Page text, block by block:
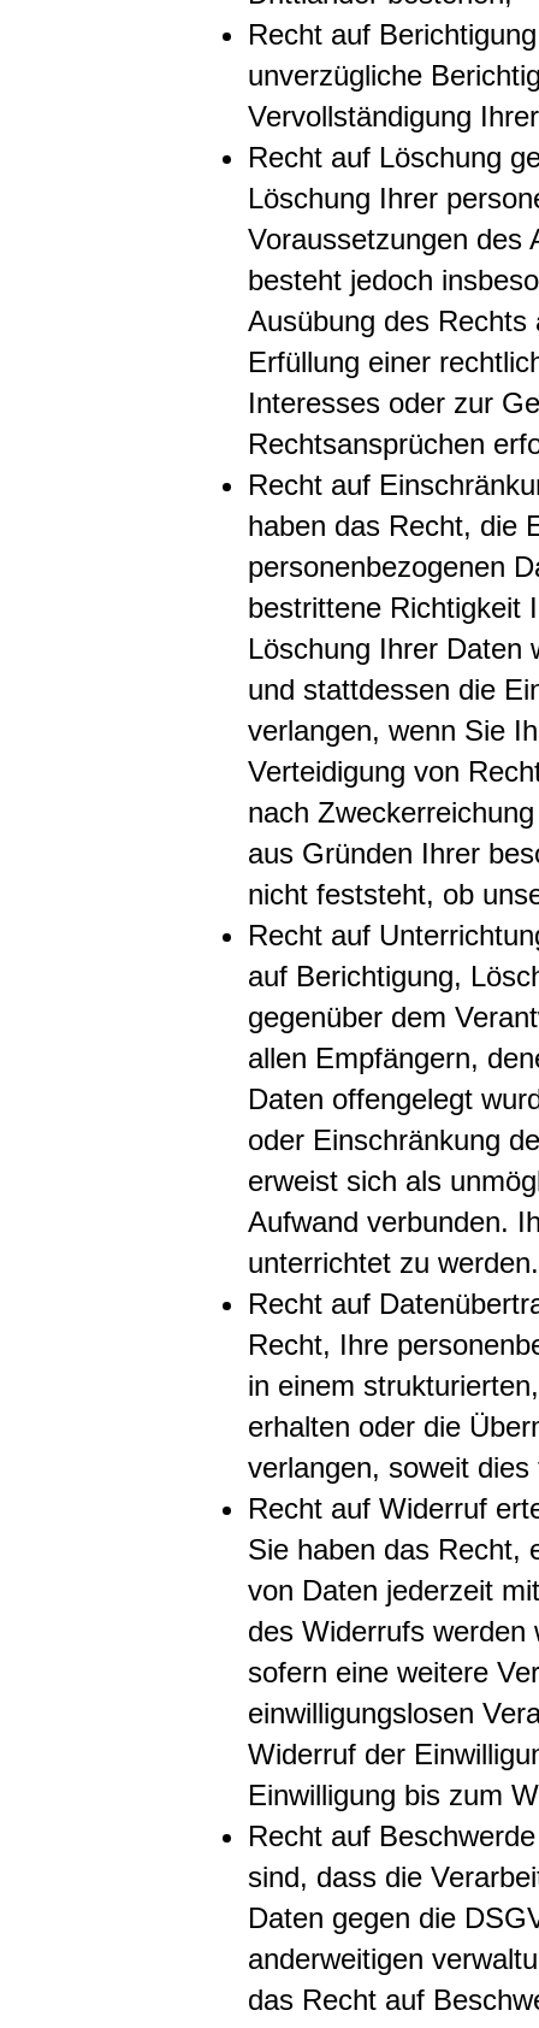
Recht auf
unverzügliche
Vervollständigung
Recht auf Löschung
Löschung Ihrer
Voraussetzungen des
besteht jedoch
Ausübung des
Erfüllung einer
Interesses oder zur
Rechtsansprüchen
Recht auf
haben das Recht, die
personenbezogenen
bestrittene Richtigkeit
Löschung Ihrer Daten
und stattdessen die
verlangen, wenn Sie
Verteidigung von
nach
aus Gründen Ihrer
nicht feststeht, ob
Recht auf
auf Berichtigung,
gegenüber dem
allen Empfängern,
Daten offengelegt
oder Einschränkung
erweist sich als
Aufwand verbunden.
unterrichtet zu werden.
Recht auf
Recht, Ihre
in einem
erhalten oder die
verlangen, soweit
Recht auf Widerruf
Sie haben das Recht,
von Daten jederzeit
des Widerrufs werden
sofern eine weitere
einwilligungslosen
Widerruf der
Einwilligung bis zum
Recht auf
sind, dass die
Daten gegen die
anderweitigen
das Recht auf